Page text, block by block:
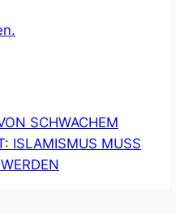
SCHWACHEM
ISLAMISMUS MUSS